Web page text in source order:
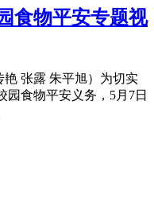
食物平安专题视
张露 朱平旭）为切实
食物平安义务，5月7日